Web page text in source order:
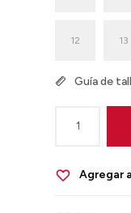
12 13
Guía de
1